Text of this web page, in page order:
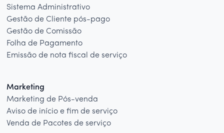
Sistema Administrativo
Gestão de Cliente pós-pago
Gestão de Comissão
Folha de Pagamento
Emissão de nota fiscal de serviço
Marketing
Marketing de Pós-venda
Aviso de início e fim de serviço
Venda de Pacotes de serviço